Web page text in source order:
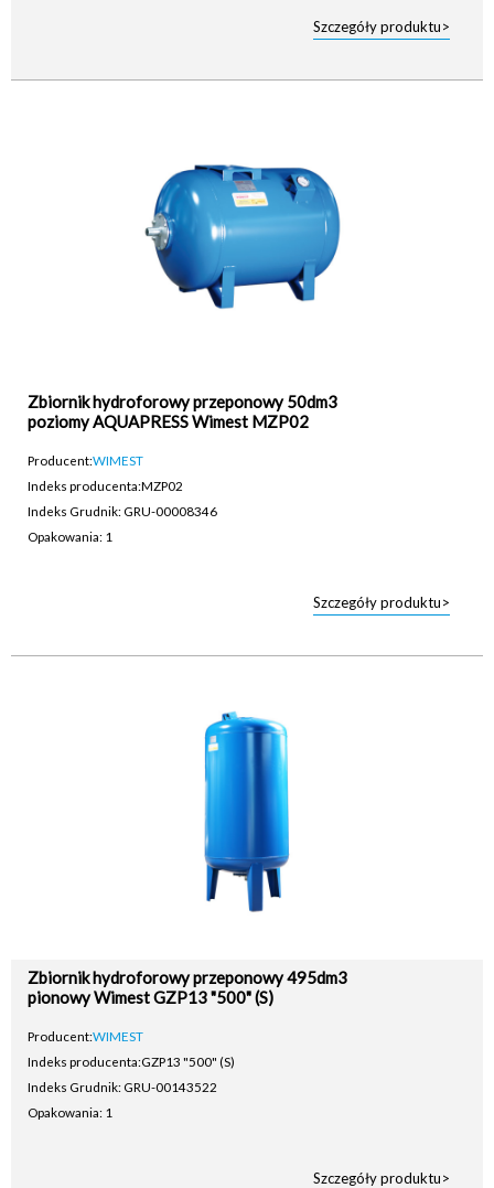
Szczegóły produktu>
Zbiornik hydroforowy przeponowy 50dm3
poziomy AQUAPRESS Wimest MZP02
Producent:WIMEST
Indeks producenta:MZP02
Indeks Grudnik: GRU-00008346
Opakowania: 1
Szczegóły produktu>
Zbiornik hydroforowy przeponowy 495dm3
pionowy Wimest GZP13 "500" (S)
Producent:WIMEST
Indeks producenta:GZP13 "500" (S)
Indeks Grudnik: GRU-00143522
Opakowania: 1
Szczegóły produktu>